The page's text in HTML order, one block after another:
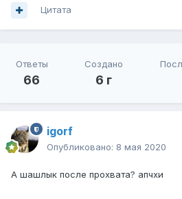
Цитата
Ответы
66
Создано
6 г
igorf
Опубликовано: 8 мая 2020
А шашлык после прохвата? апчхи